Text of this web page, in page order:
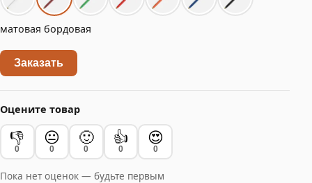
матовая бордовая
Заказать
Оцените товар
👎
0
😐
0
🙂
0
👍
0
😍
0
Пока нет оценок — будьте первым